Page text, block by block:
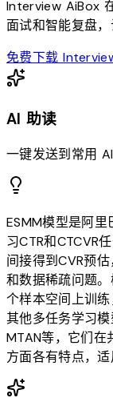
Interview AiBox
面试和智能复盘，
免费下载
AI 助读
一键发送到常用 AI
ESMM模型是阿
习CTR和CTCVR
间接得到CVR预
和数据稀疏问题
个样本空间上训练
其他多任务学习
MTAN等，它们在
方面各有特点，适